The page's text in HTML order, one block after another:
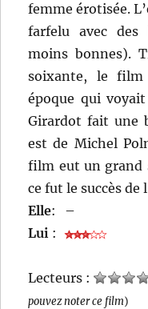
femme érotisée.
farfelu avec des
moins bonnes).
soixante, le
époque qui
Girardot fait une
est de Michel
film eut un grand
ce fut le succès de
Elle:
–
Lui :
Lecteurs :
pouvez noter ce film)